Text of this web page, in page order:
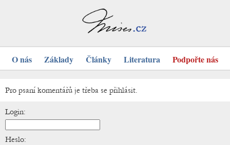
O nás Základy Články Literatura Podpořte nás
Pro psaní komentářů je třeba se přihlásit.
Login:
Heslo: